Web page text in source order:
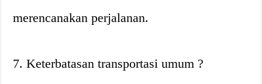
merencanakan perjalanan.
7. Keterbatasan transportasi umum ?